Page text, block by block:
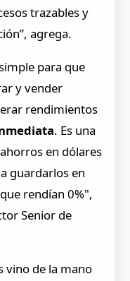
trazables y
agrega.
para que
y vender
rendimientos
. Es una
en dólares
guardarlos en
rendían 0%",
Senior de
vino de la mano